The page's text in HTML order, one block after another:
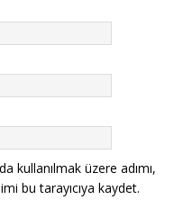
kullanılmak üzere adımı,
bu tarayıcıya kaydet.